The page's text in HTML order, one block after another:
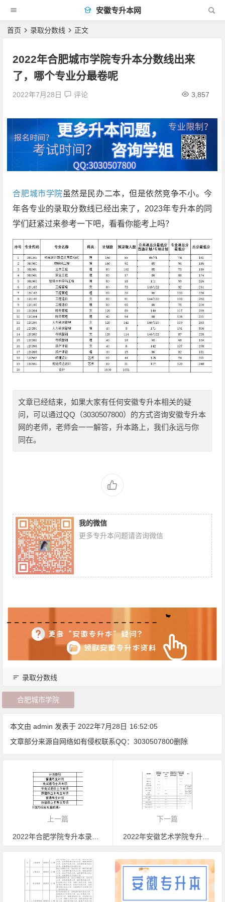
安徽专升本网
首页 录取分数线 正文
2022年合肥城市学院专升本分数线出来
了，哪个专业分最卷呢
2022年7月28日 评论 3,857
合肥城市学院虽然是民办二本，但是依然竞争不小。今
年各专业的录取分数线已经出来了，2023年专升本的同
学们赶紧过来参考一下吧，看看你能考上吗？
文章已经结束，如果大家有任何安徽专升本相关的疑
问，可以通过QQ（3030507800）的方式咨询安徽专升本
网的老师，老师会一一解答，升本路上，我们永远与你
同在。
我的微信
更多专升本问题请咨询微信
录取分数线
合肥城市学院
本文由admin 发表于 2022年7月28日 16:52:05
文章部分来源自网络如有侵权联系QQ：3030507800删除
上一篇 下一篇
2022年安徽艺术学院专升本各专业招生考试录取最低分数线公布，最低分328